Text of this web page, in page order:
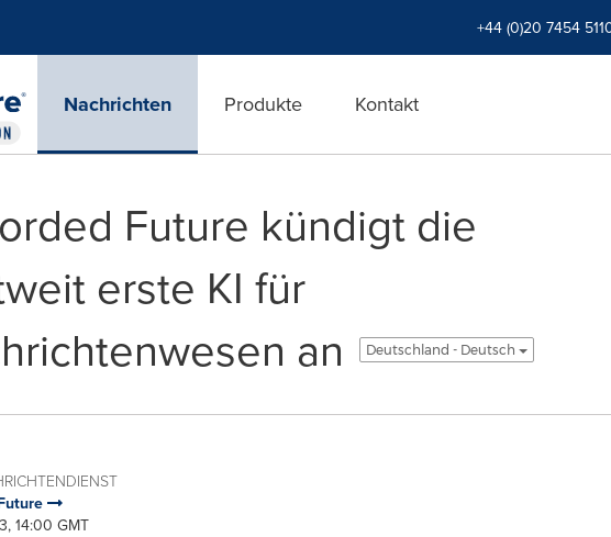
+44 (0)20 7454
Nachrichten Produkte Kontakt
Future kündigt die
erste KI für
an
Deutschland - Deutsch
14:00 GMT